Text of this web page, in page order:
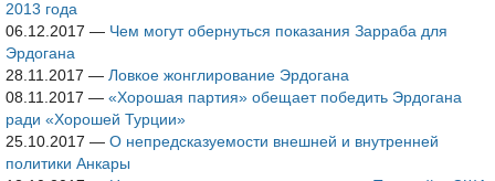
2013 года
06.12.2017 — Чем могут обернуться показания Зарраба для
Эрдогана
28.11.2017 — Ловкое жонглирование Эрдогана
08.11.2017 — «Хорошая партия» обещает победить Эрдогана
ради «Хорошей Турции»
25.10.2017 — О непредсказуемости внешней и внутренней
политики Анкары